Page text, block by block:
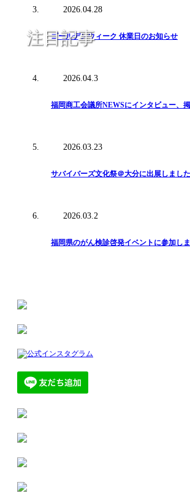
注目記事
2026.04.28
ゴールデンウィーク 休業日のお知らせ
2026.04.3
福岡商工会議所NEWSにインタビュー、
2026.03.23
サバイバーズ文化祭＠大分に出展しました
2026.03.2
福岡県のがん検診啓発イベントに参加しま